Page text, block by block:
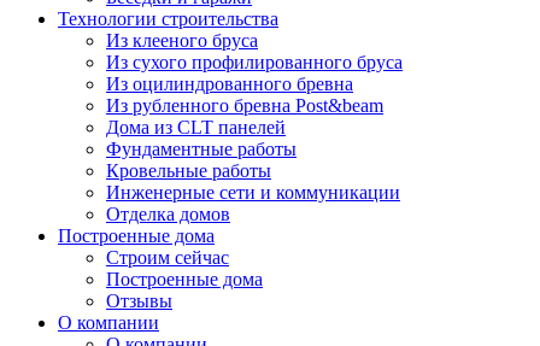
Технологии строительства
Из клееного бруса
Из сухого профилированного бруса
Из оцилиндрованного бревна
Из рубленного бревна Post&beam
Дома из CLT панелей
Фундаментные работы
Кровельные работы
Инженерные сети и коммуникации
Отделка домов
Построенные дома
Строим сейчас
Построенные дома
Отзывы
О компании